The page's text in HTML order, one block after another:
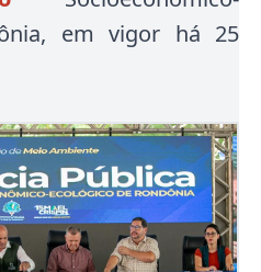
em vigor há 25